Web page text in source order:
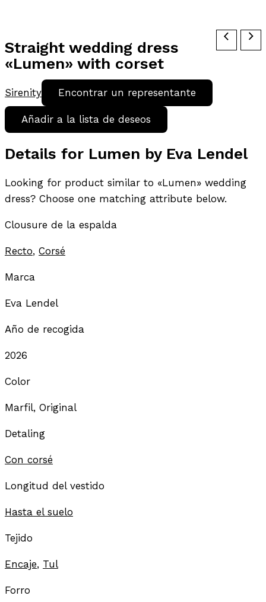
Straight wedding dress
«Lumen» with corset
Sirenity Encontrar un representante
Añadir a la lista de deseos
Details for Lumen by Eva Lendel
Looking for product similar to «Lumen» wedding
dress? Choose one matching attribute below.
Clousure de la espalda
Recto, Corsé
Marca
Eva Lendel
Año de recogida
2026
Color
Marfil, Original
Detaling
Con corsé
Longitud del vestido
Hasta el suelo
Tejido
Encaje, Tul
Forro